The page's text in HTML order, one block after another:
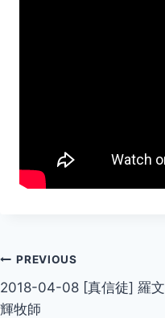
Post
navigation
PREVIOUS
2018-04-08 [真信徒] 羅文
輝牧師